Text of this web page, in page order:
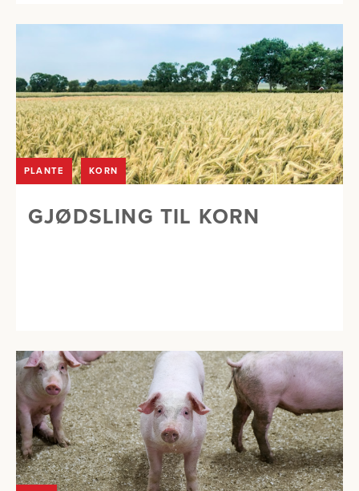
PLANTE KORN
GJØDSLING TIL KORN